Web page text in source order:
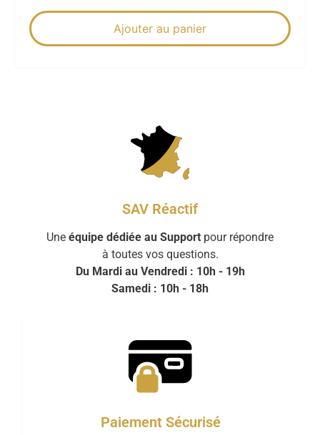
Ajouter au panier
SAV Réactif
Une équipe dédiée au Support pour répondre
à toutes vos questions.
Du Mardi au Vendredi : 10h - 19h
Samedi : 10h - 18h
Paiement Sécurisé